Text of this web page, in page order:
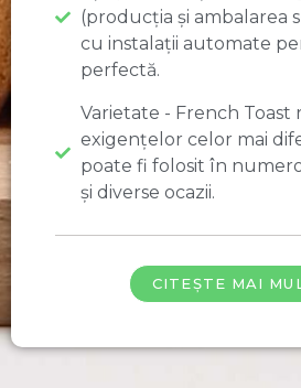
(producția și ambalarea
cu instalații automate
perfectă.
Varietate - French Toast
exigențelor celor mai
poate fi folosit în
și diverse ocazii.
CITEȘTE MAI